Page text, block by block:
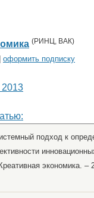
(РИНЦ, ВАК)
оформить подписку
подход к
экономика. –